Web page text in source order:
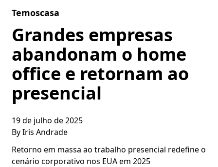
Temoscasa
Grandes empresas
abandonam o home
office e retornam ao
presencial
19 de julho de 2025
ByIris Andrade
Retorno em massa ao trabalho presencial redefine o
cenário corporativo nos EUA em 2025